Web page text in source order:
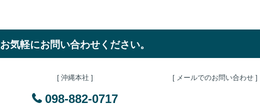
お気軽にお問い合わせください。
[ 沖縄本社 ]
098-882-0717
[ メールでのお問い合わせ ]